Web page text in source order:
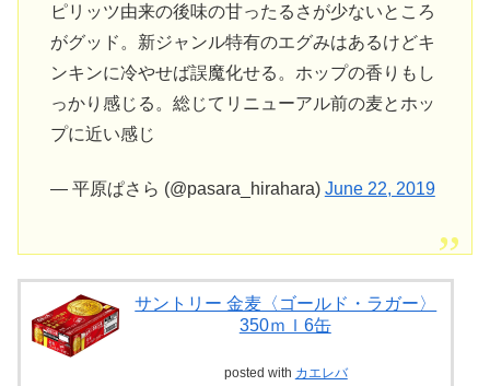
ピリッツ由来の後味の甘ったるさが少ないところ
がグッド。新ジャンル特有のエグみはあるけどキ
ンキンに冷やせば誤魔化せる。ホップの香りもし
っかり感じる。総じてリニューアル前の麦とホッ
プに近い感じ
— 平原ぱさら (@pasara_hirahara) June 22, 2019
サントリー 金麦〈ゴールド・ラガー〉
350ｍｌ6缶
posted with カエレバ